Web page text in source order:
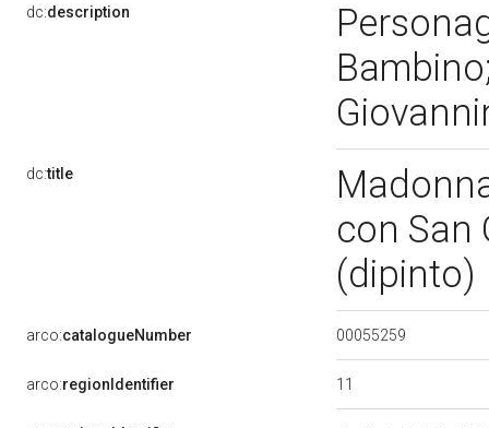
dc:description
dc:title
con San
(dipinto)
arco:catalogueNumber 00055259
arco:regionIdentifier 11